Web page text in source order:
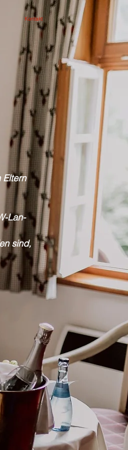
Kontakt
Lan-
sind,